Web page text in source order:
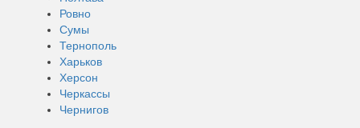
Ровно
Сумы
Тернополь
Харьков
Херсон
Черкассы
Чернигов